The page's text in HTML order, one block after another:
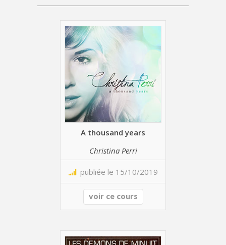
A thousand years
Christina Perri
publiée le 15/10/2019
voir ce cours